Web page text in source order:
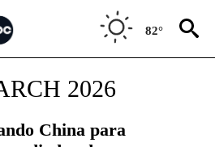
82°
2026
China para